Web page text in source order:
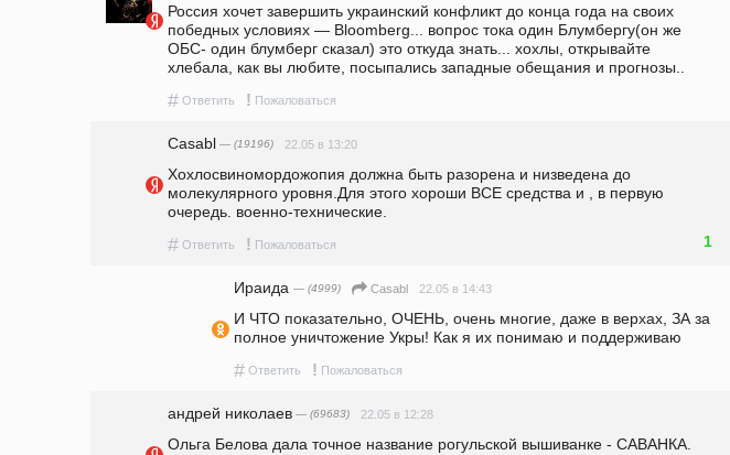
Россия хочет завершить украинский конфликт до конца года на своих
победных условиях — Bloomberg... вопрос тока один Блумбергу(он же
ОБС- один блумберг сказал) это откуда знать... хохлы, открывайте
хлебала, как вы любите, посыпались западные обещания и прогнозы..
# Ответить ! Пожаловаться
Casabl — (19196) 22.05 в 13:20
Хохлосвиномордожопия должна быть разорена и низведена до
молекулярного уровня.Для этого хороши ВСЕ средства и , в первую
очередь. военно-технические.
# Ответить ! Пожаловаться 1
Ираида — (4999) Casabl 22.05 в 14:43
И ЧТО показательно, ОЧЕНЬ, очень многие, даже в верхах, ЗА за
полное уничтожение Укры! Как я их понимаю и поддерживаю
# Ответить ! Пожаловаться
андpeй николаев — (69683) 22.05 в 12:28
Ольга Белова дала точное название рогульской вышиванке - САВАНКА.